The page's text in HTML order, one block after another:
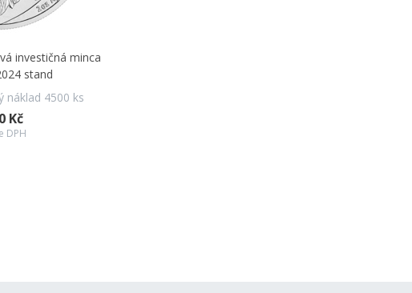
investičná minca
stand
náklad 4500 ks
Kč
DPH